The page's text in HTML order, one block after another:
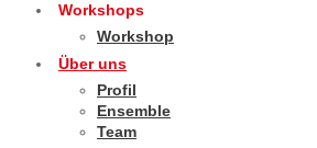
Workshops
Workshop
Über uns
Profil
Ensemble
Team